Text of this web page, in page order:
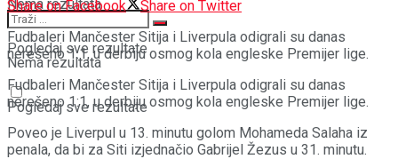
Nema rezultata
Pogledaj sve rezultate
Nema rezultata
Pogledaj sve rezultate
Share on Facebook
Share on Twitter
Fudbaleri Mančester Sitija i Liverpula odigrali su danas
nerešeno 1:1, u derbiju osmog kola engleske Premijer lige.
Fudbaleri Mančester Sitija i Liverpula odigrali su danas
nerešeno 1:1, u derbiju osmog kola engleske Premijer lige.
Poveo je Liverpul u 13. minutu golom Mohameda Salaha iz
penala, da bi za Siti izjednačio Gabrijel Žezus u 31. minutu.